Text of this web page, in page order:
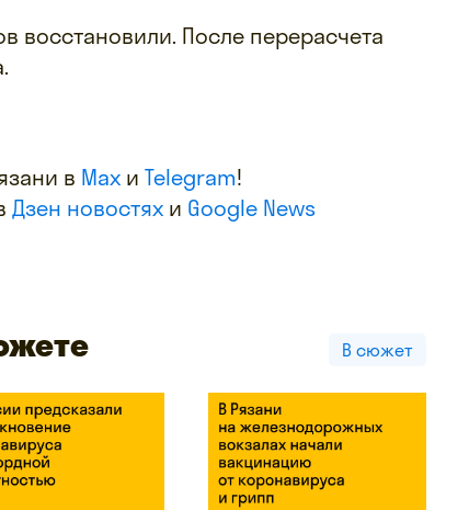
восстановили. После перерасчета
в Max и Telegram!
Дзен новостях и Google News
В сюжет